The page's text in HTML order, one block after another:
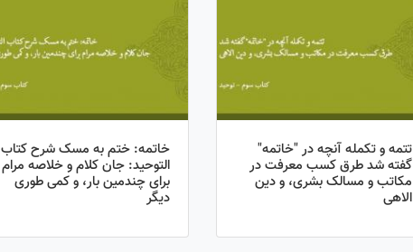
تتمه و تکمله آنچه در "خاتمه"
گفته شد طرق کسب معرفت در
مکاتب و مسالک بشری، و دین
الاهی
خاتمه: ختم به مسک شرح کتاب
التوحید: جان کلام و خلاصه مرام
برای چندمین بار، و کمی طوری
دیگر